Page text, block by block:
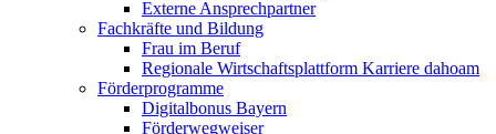
Externe Ansprechpartner
Fachkräfte und Bildung
Frau im Beruf
Regionale Wirtschaftsplattform Karriere dahoam
Förderprogramme
Digitalbonus Bayern
Förderwegweiser